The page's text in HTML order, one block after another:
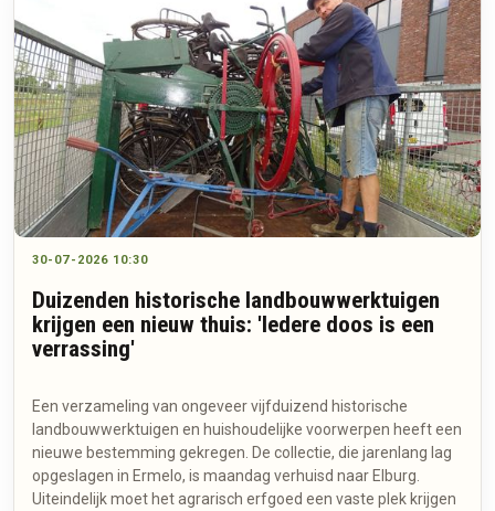
30-07-2026 10:30
Duizenden historische landbouwwerktuigen
krijgen een nieuw thuis: 'Iedere doos is een
verrassing'
Een verzameling van ongeveer vijfduizend historische
landbouwwerktuigen en huishoudelijke voorwerpen heeft een
nieuwe bestemming gekregen. De collectie, die jarenlang lag
opgeslagen in Ermelo, is maandag verhuisd naar Elburg.
Uiteindelijk moet het agrarisch erfgoed een vaste plek krijgen